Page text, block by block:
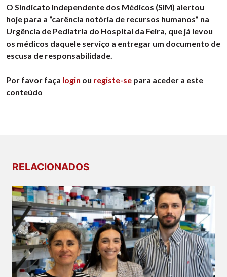
O Sindicato Independente dos Médicos (SIM) alertou
hoje para a “carência notória de recursos humanos” na
Urgência de Pediatria do Hospital da Feira, que já levou
os médicos daquele serviço a entregar um documento de
escusa de responsabilidade.
Por favor faça login ou registe-se para aceder a este
conteúdo
RELACIONADOS